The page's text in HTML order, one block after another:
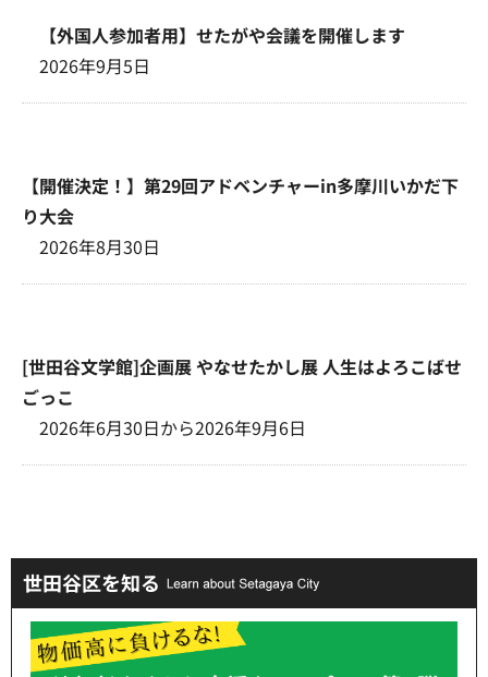
【外国人参加者用】せたがや会議を開催します
2026年9月5日
【開催決定！】第29回アドベンチャーin多摩川いかだ下
り大会
2026年8月30日
[世田谷文学館]企画展 やなせたかし展 人生はよろこばせ
ごっこ
2026年6月30日から2026年9月6日
世田谷区を知る